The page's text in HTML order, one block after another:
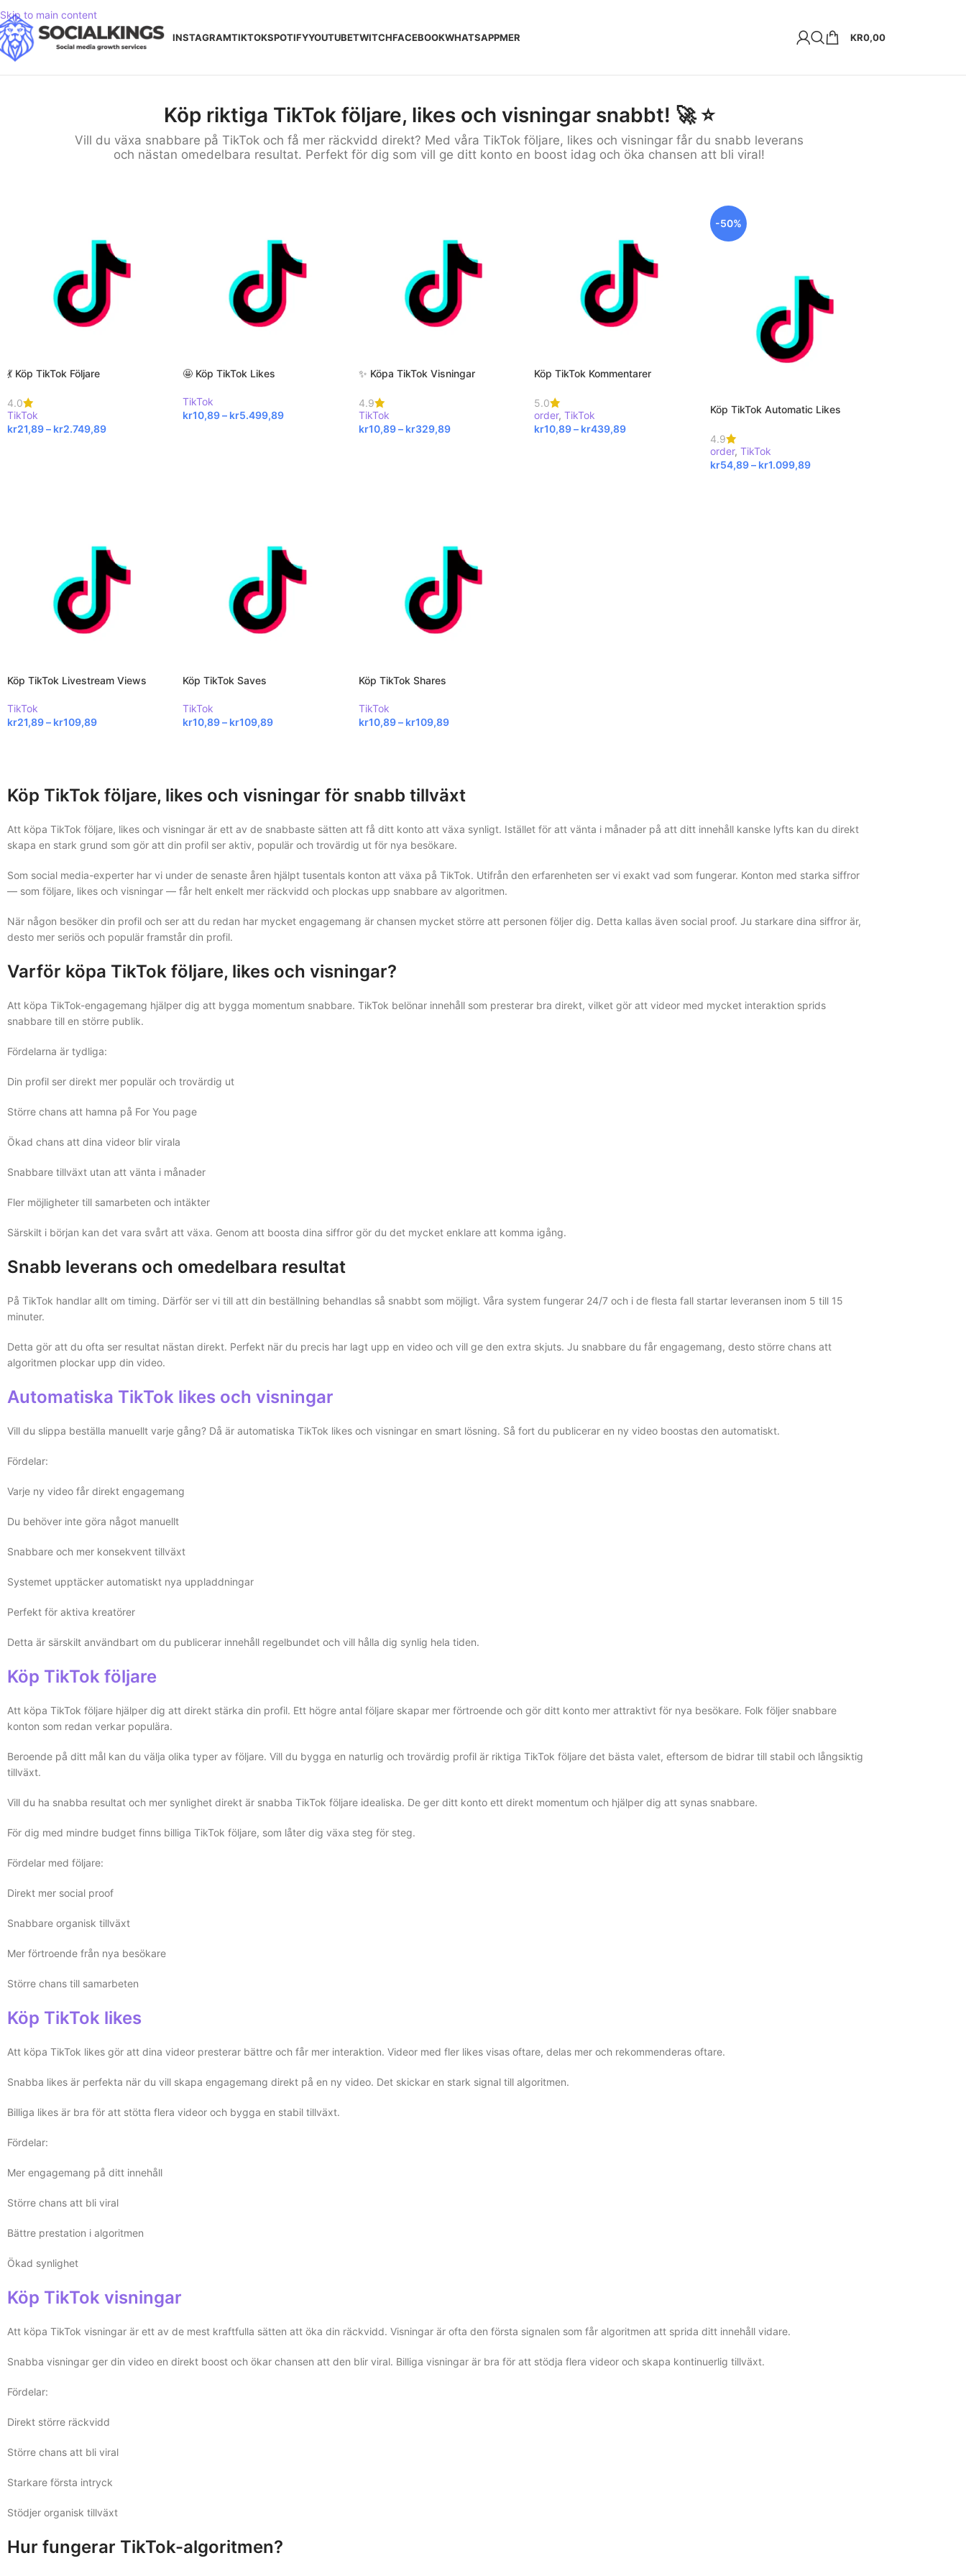
Skip to main content
INSTAGRAMTIKTOKSPOTIFYYOUTUBETWITCHFACEBOOKWHATSAPPMER KR0,00
Köp riktiga TikTok följare, likes och visningar snabbt! 🚀 ⭐️
Vill du växa snabbare på TikTok och få mer räckvidd direkt? Med våra TikTok följare, likes och visningar får du snabb leverans
och nästan omedelbara resultat. Perfekt för dig som vill ge ditt konto en boost idag och öka chansen att bli viral!
💃 Köp TikTok Följare
4.0
TikTok
kr21,89– kr2.749,89
🤩 Köp TikTok Likes
TikTok
kr10,89– kr5.499,89
✨ Köpa TikTok Visningar
4.9
TikTok
kr10,89– kr329,89
Köp TikTok Kommentarer
5.0
order, TikTok
kr10,89– kr439,89
-50%
Köp TikTok Automatic Likes
4.9
order, TikTok
kr54,89 – kr1.099,89
Köp TikTok Livestream Views
TikTok
kr21,89– kr109,89
Köp TikTok Saves
TikTok
kr10,89– kr109,89
Köp TikTok Shares
TikTok
kr10,89– kr109,89
Köp TikTok följare, likes och visningar för snabb tillväxt
Att köpa TikTok följare, likes och visningar är ett av de snabbaste sätten att få ditt konto att växa synligt. Istället för att vänta i månader på att ditt innehåll kanske lyfts kan du direkt
skapa en stark grund som gör att din profil ser aktiv, populär och trovärdig ut för nya besökare.
Som social media-experter har vi under de senaste åren hjälpt tusentals konton att växa på TikTok. Utifrån den erfarenheten ser vi exakt vad som fungerar. Konton med starka siffror
— som följare, likes och visningar — får helt enkelt mer räckvidd och plockas upp snabbare av algoritmen.
När någon besöker din profil och ser att du redan har mycket engagemang är chansen mycket större att personen följer dig. Detta kallas även social proof. Ju starkare dina siffror är,
desto mer seriös och populär framstår din profil.
Varför köpa TikTok följare, likes och visningar?
Att köpa TikTok-engagemang hjälper dig att bygga momentum snabbare. TikTok belönar innehåll som presterar bra direkt, vilket gör att videor med mycket interaktion sprids
snabbare till en större publik.
Fördelarna är tydliga:
Din profil ser direkt mer populär och trovärdig ut
Större chans att hamna på For You page
Ökad chans att dina videor blir virala
Snabbare tillväxt utan att vänta i månader
Fler möjligheter till samarbeten och intäkter
Särskilt i början kan det vara svårt att växa. Genom att boosta dina siffror gör du det mycket enklare att komma igång.
Snabb leverans och omedelbara resultat
På TikTok handlar allt om timing. Därför ser vi till att din beställning behandlas så snabbt som möjligt. Våra system fungerar 24/7 och i de flesta fall startar leveransen inom 5 till 15
minuter.
Detta gör att du ofta ser resultat nästan direkt. Perfekt när du precis har lagt upp en video och vill ge den extra skjuts. Ju snabbare du får engagemang, desto större chans att
algoritmen plockar upp din video.
Automatiska TikTok likes och visningar
Vill du slippa beställa manuellt varje gång? Då är automatiska TikTok likes och visningar en smart lösning. Så fort du publicerar en ny video boostas den automatiskt.
Fördelar:
Varje ny video får direkt engagemang
Du behöver inte göra något manuellt
Snabbare och mer konsekvent tillväxt
Systemet upptäcker automatiskt nya uppladdningar
Perfekt för aktiva kreatörer
Detta är särskilt användbart om du publicerar innehåll regelbundet och vill hålla dig synlig hela tiden.
Köp TikTok följare
Att köpa TikTok följare hjälper dig att direkt stärka din profil. Ett högre antal följare skapar mer förtroende och gör ditt konto mer attraktivt för nya besökare. Folk följer snabbare
konton som redan verkar populära.
Beroende på ditt mål kan du välja olika typer av följare. Vill du bygga en naturlig och trovärdig profil är riktiga TikTok följare det bästa valet, eftersom de bidrar till stabil och långsiktig
tillväxt.
Vill du ha snabba resultat och mer synlighet direkt är snabba TikTok följare idealiska. De ger ditt konto ett direkt momentum och hjälper dig att synas snabbare.
För dig med mindre budget finns billiga TikTok följare, som låter dig växa steg för steg.
Fördelar med följare:
Direkt mer social proof
Snabbare organisk tillväxt
Mer förtroende från nya besökare
Större chans till samarbeten
Köp TikTok likes
Att köpa TikTok likes gör att dina videor presterar bättre och får mer interaktion. Videor med fler likes visas oftare, delas mer och rekommenderas oftare.
Snabba likes är perfekta när du vill skapa engagemang direkt på en ny video. Det skickar en stark signal till algoritmen.
Billiga likes är bra för att stötta flera videor och bygga en stabil tillväxt.
Fördelar:
Mer engagemang på ditt innehåll
Större chans att bli viral
Bättre prestation i algoritmen
Ökad synlighet
Köp TikTok visningar
Att köpa TikTok visningar är ett av de mest kraftfulla sätten att öka din räckvidd. Visningar är ofta den första signalen som får algoritmen att sprida ditt innehåll vidare.
Snabba visningar ger din video en direkt boost och ökar chansen att den blir viral. Billiga visningar är bra för att stödja flera videor och skapa kontinuerlig tillväxt.
Fördelar:
Direkt större räckvidd
Större chans att bli viral
Starkare första intryck
Stödjer organisk tillväxt
Hur fungerar TikTok-algoritmen?